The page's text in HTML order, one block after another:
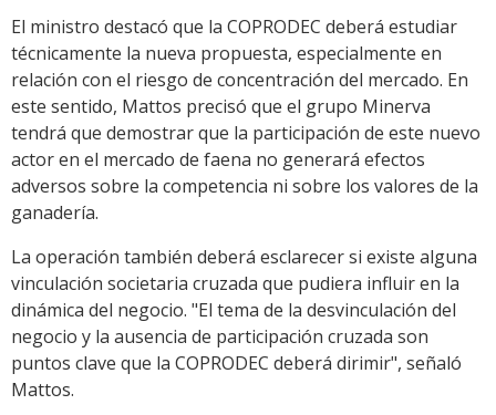
El ministro destacó que la COPRODEC deberá estudiar
técnicamente la nueva propuesta, especialmente en
relación con el riesgo de concentración del mercado. En
este sentido, Mattos precisó que el grupo Minerva
tendrá que demostrar que la participación de este nuevo
actor en el mercado de faena no generará efectos
adversos sobre la competencia ni sobre los valores de la
ganadería.
La operación también deberá esclarecer si existe alguna
vinculación societaria cruzada que pudiera influir en la
dinámica del negocio. "El tema de la desvinculación del
negocio y la ausencia de participación cruzada son
puntos clave que la COPRODEC deberá dirimir", señaló
Mattos.